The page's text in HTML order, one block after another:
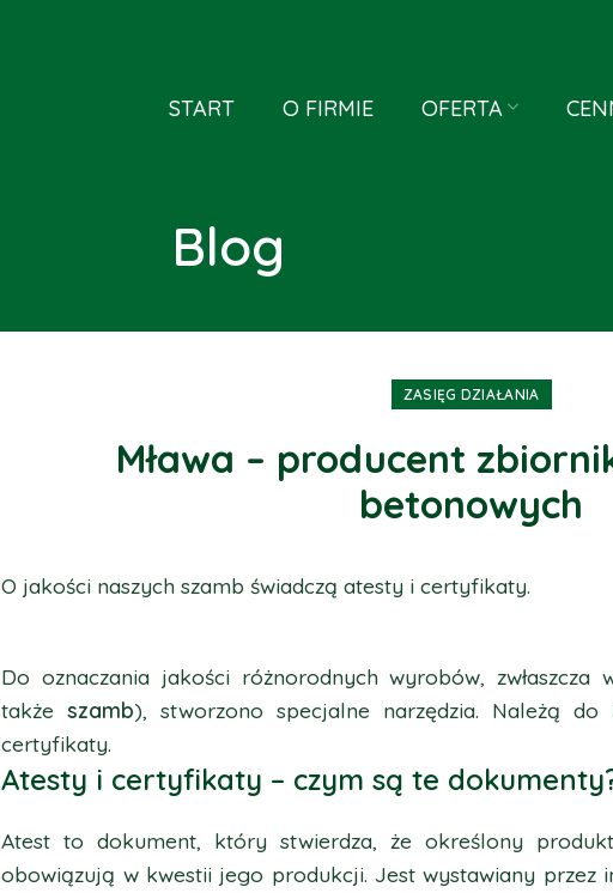
START O FIRMIE OFERTA
Blog
ZASIĘG DZIAŁANIA
Mława – producent
betonowych
O jakości naszych szamb świadczą atesty i certyfikaty.
Do oznaczania jakości różnorodnych wyrobów, zwłaszcza
takżeszamb), stworzono specjalne narzędzia. Należą
certyfikaty.
Atesty i certyfikaty – czym są te
Atest to dokument, który stwierdza, że określony
obowiązują w kwestii jego produkcji. Jest wystawiany przez